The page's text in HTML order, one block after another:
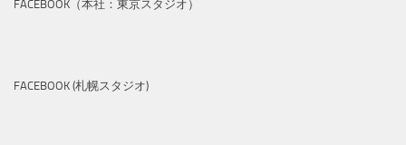
FACEBOOK（本社：東京スタジオ）
FACEBOOK (札幌スタジオ)